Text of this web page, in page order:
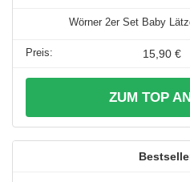
Wörner 2er Set Baby
15,90 €
ZUM TOP